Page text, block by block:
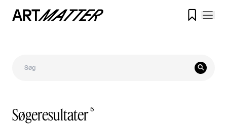


Søgeresultater 5